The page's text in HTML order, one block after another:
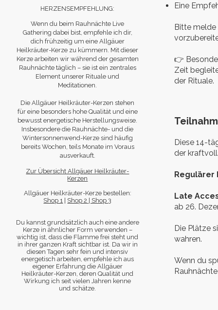
HERZENSEMPFEHLUNG:
Wenn du beim Rauhnächte Live
Gathering dabei bist, empfehle ich dir,
dich frühzeitig um eine Allgäuer
Heilkräuter-Kerze zu kümmern. Mit dieser
Kerze arbeiten wir während der gesamten
Rauhnächte täglich – sie ist ein zentrales
Element unserer Rituale und
Meditationen.
Die Allgäuer Heilkräuter-Kerzen stehen
für eine besonders hohe Qualität und eine
bewusst energetische Herstellungsweise.
Insbesondere die Rauhnächte- und die
Wintersonnenwend-Kerze sind häufig
bereits Wochen, teils Monate im Voraus
ausverkauft.
Zur Übersicht Allgäuer Heilkräuter-
Kerzen
Allgäuer Heilkräuter-Kerze bestellen:
Shop 1
Shop 2 | Shop 3
Du kannst grundsätzlich auch eine andere
Kerze in ähnlicher Form verwenden –
wichtig ist, dass die Flamme frei steht und
in ihrer ganzen Kraft sichtbar ist. Da wir in
diesen Tagen sehr fein und intensiv
energetisch arbeiten, empfehle ich aus
eigener Erfahrung die Allgäuer
Heilkräuter-Kerzen, deren Qualität und
Wirkung ich seit vielen Jahren kenne
und schätze.
Eine
Bitte melde
👉
Zeit
der Rituale.
Diese 14-
der
Regulärer
Late
ab 26.
Die Plätze
wahren.
Wenn du